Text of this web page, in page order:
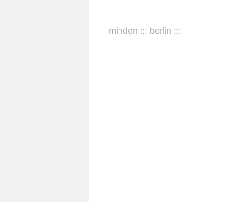
minden ::: berlin :::